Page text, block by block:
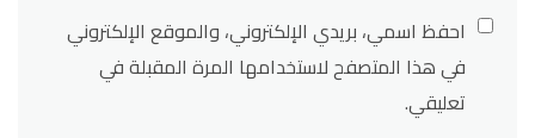
احفظ اسمي، بريدي الإلكتروني، والموقع الإلكتروني
في هذا المتصفح لاستخدامها المرة المقبلة في
تعليقي.